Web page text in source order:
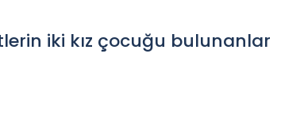
iki kız çocuğu bulunanlar